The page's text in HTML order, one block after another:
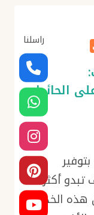
على الحائط
تبدو أكثر
هذه الخدمة
راسلنا